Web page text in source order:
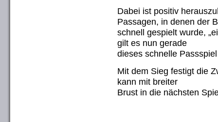
Dabei ist positiv
Passagen, in denen der
schnell gespielt wurde,
gilt es nun gerade
dieses schnelle
Mit dem Sieg festigt die
kann mit breiter
Brust in die nächsten